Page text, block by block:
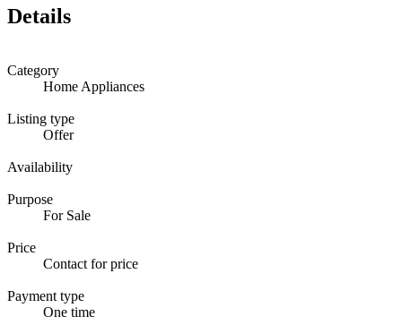
Details
Category
Home Appliances
Listing type
Offer
Availability
Purpose
For Sale
Price
Contact for price
Payment type
One time